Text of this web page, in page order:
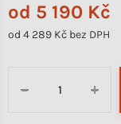
od 5 190 Kč
od 4 289 Kč bez DPH
+
−